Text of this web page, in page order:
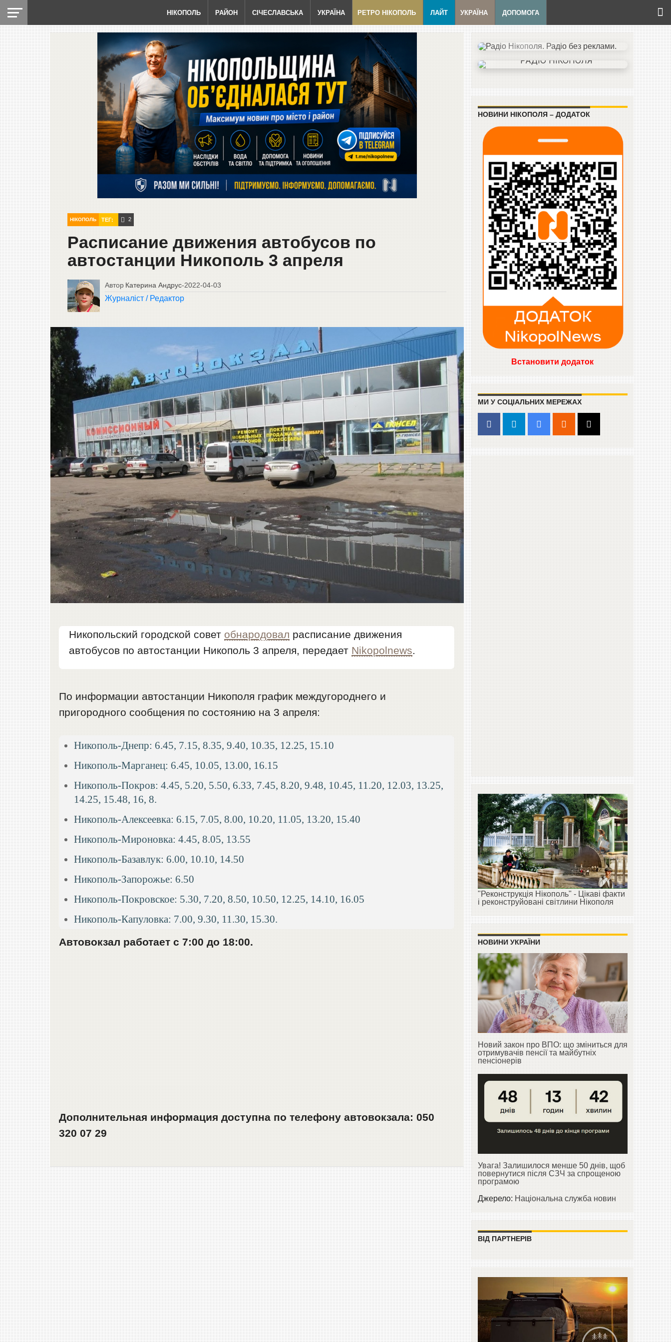
НІКОПОЛЬ РАЙОН СІЧЕСЛАВСЬКА УКРАЇНА РЕТРО НІКОПОЛЬ ЛАЙТ УКРАЇНА ДОПОМОГА
НІКОПОЛЬ ТЕГ: 2
Расписание движения автобусов по
автостанции Никополь 3 апреля
Автор Катерина Андрус-2022-04-03
Журналіст / Редактор
Никопольский городской совет обнародовал расписание движения
автобусов по автостанции Никополь 3 апреля, передает Nikopolnews.
По информации автостанции Никополя график междугороднего и
пригородного сообщения по состоянию на 3 апреля:
Никополь-Днепр: 6.45, 7.15, 8.35, 9.40, 10.35, 12.25, 15.10
Никополь-Марганец: 6.45, 10.05, 13.00, 16.15
Никополь-Покров: 4.45, 5.20, 5.50, 6.33, 7.45, 8.20, 9.48, 10.45, 11.20, 12.03, 13.25,
14.25, 15.48, 16, 8.
Никополь-Алексеевка: 6.15, 7.05, 8.00, 10.20, 11.05, 13.20, 15.40
Никополь-Мироновка: 4.45, 8.05, 13.55
Никополь-Базавлук: 6.00, 10.10, 14.50
Никополь-Запорожье: 6.50
Никополь-Покровское: 5.30, 7.20, 8.50, 10.50, 12.25, 14.10, 16.05
Никополь-Капуловка: 7.00, 9.30, 11.30, 15.30.
Автовокзал работает с 7:00 до 18:00.
Дополнительная информация доступна по телефону автовокзала: 050
320 07 29
НОВИНИ НІКОПОЛЯ – ДОДАТОК
Встановити додаток
МИ У СОЦІАЛЬНИХ МЕРЕЖАХ
"Реконструкція Нікополь" - Цікаві факти
і реконструйовані світлини Нікополя
НОВИНИ УКРАЇНИ
Новий закон про ВПО: що зміниться для
отримувачів пенсії та майбутніх
пенсіонерів
Увага! Залишилося менше 50 днів, щоб
повернутися після СЗЧ за спрощеною
програмою
Джерело:Національна служба новин
ВІД ПАРТНЕРІВ